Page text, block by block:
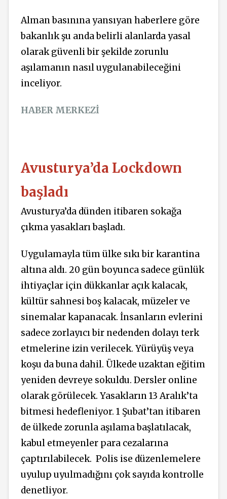
Alman basınına yansıyan haberlere göre
bakanlık şu anda belirli alanlarda yasal
olarak güvenli bir şekilde zorunlu
aşılamanın nasıl uygulanabileceğini
inceliyor.
HABER MERKEZİ
Avusturya’da Lockdown
başladı
Avusturya’da dünden itibaren sokağa
çıkma yasakları başladı.
Uygulamayla tüm ülke sıkı bir karantina
altına aldı. 20 gün boyunca sadece günlük
ihtiyaçlar için dükkanlar açık kalacak,
kültür sahnesi boş kalacak, müzeler ve
sinemalar kapanacak. İnsanların evlerini
sadece zorlayıcı bir nedenden dolayı terk
etmelerine izin verilecek. Yürüyüş veya
koşu da buna dahil. Ülkede uzaktan eğitim
yeniden devreye sokuldu. Dersler online
olarak görülecek. Yasakların 13 Aralık’ta
bitmesi hedefleniyor. 1 Şubat’tan itibaren
de ülkede zorunla aşılama başlatılacak,
kabul etmeyenler para cezalarına
çaptırılabilecek. Polis ise düzenlemelere
uyulup uyulmadığını çok sayıda kontrolle
denetliyor.